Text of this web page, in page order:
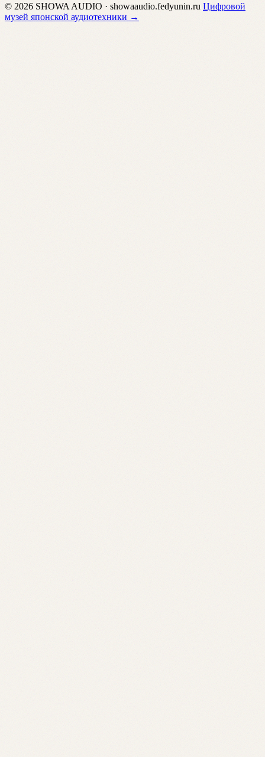
© 2026 SHOWA AUDIO · showaaudio.fedyunin.ru Цифровой
музей японской аудиотехники →